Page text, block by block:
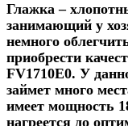
Глажка –
занимающий у
немного
приобрести
FV1710E0. У
займет много
имеет мощность
нагреется до